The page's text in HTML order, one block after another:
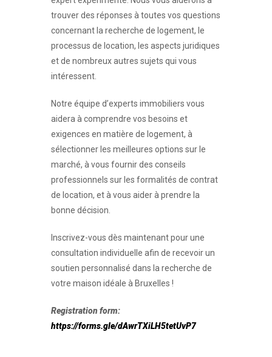
trouver des réponses à toutes vos questions
concernant la recherche de logement, le
processus de location, les aspects juridiques
et de nombreux autres sujets qui vous
intéressent.
Notre équipe d’experts immobiliers vous
aidera à comprendre vos besoins et
exigences en matière de logement, à
sélectionner les meilleures options sur le
marché, à vous fournir des conseils
professionnels sur les formalités de contrat
de location, et à vous aider à prendre la
bonne décision.
Inscrivez-vous dès maintenant pour une
consultation individuelle afin de recevoir un
soutien personnalisé dans la recherche de
votre maison idéale à Bruxelles !
Registration form:
https://forms.gle/dAwrTXiLH5tetUvP7